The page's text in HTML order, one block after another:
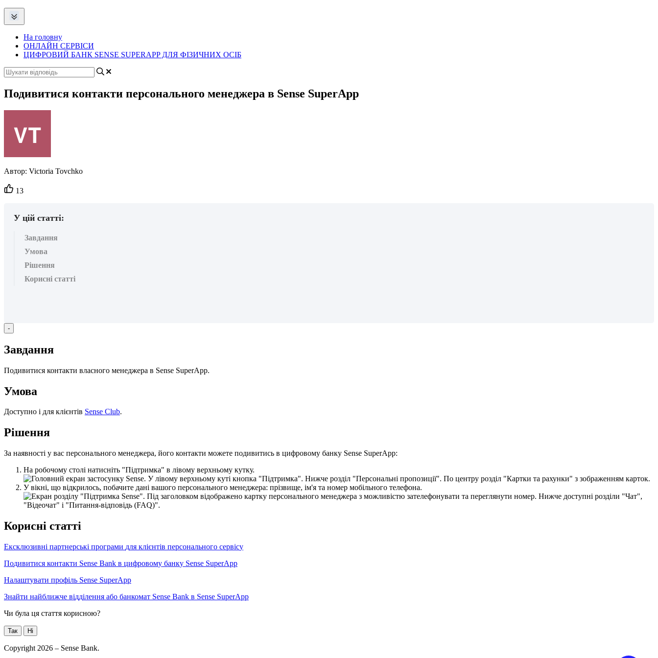
На головну
ОНЛАЙН СЕРВІСИ
ЦИФРОВИЙ БАНК SENSE SUPERAPP ДЛЯ ФІЗИЧНИХ ОСІБ
Подивитися контакти персонального менеджера в Sense SuperApp
Автор: Victoria Tovchko
Кількість
вподобайок:
13
У цій статті:
Завдання
Умова
Рішення
Корисні статті
-
Завдання
Подивитися контакти власного менеджера в Sense SuperApp.
Умова
Доступно і для клієнтів Sense Club.
Рішення
За наявності у вас персонального менеджера, його контакти можете подивитись в цифровому банку Sense SuperApp:
На робочому столі натисніть "Підтримка" в лівому верхньому кутку.
У вікні, що відкрилось, побачите дані вашого персонального менеджера: прізвище, ім'я та номер мобільного телефона.
Корисні статті
Ексклюзивні партнерські програми для клієнтів персонального сервісу
Подивитися контакти Sense Bank в цифровому банку Sense SuperApp
Налаштувати профіль Sense SuperApp
Знайти найближче відділення або банкомат Sense Bank в Sense SuperApp
Чи була ця стаття корисною?
Так Ні
Copyright 2026 – Sense Bank.